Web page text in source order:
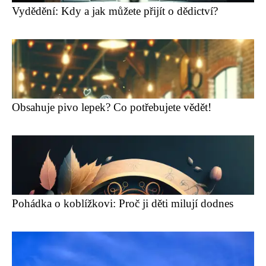
Vydědění: Kdy a jak můžete přijít o dědictví?
Obsahuje pivo lepek? Co potřebujete vědět!
Pohádka o koblížkovi: Proč ji děti milují dodnes